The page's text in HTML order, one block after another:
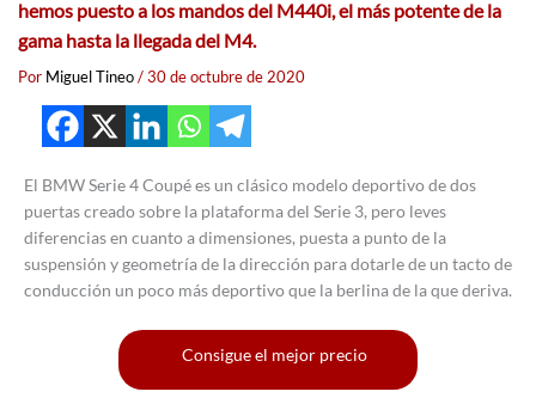
hemos puesto a los mandos del M440i, el más potente de la
gama hasta la llegada del M4.
Por Miguel Tineo/30 de octubre de 2020
El BMW Serie 4 Coupé es un clásico modelo deportivo de dos
puertas creado sobre la plataforma del Serie 3, pero leves
diferencias en cuanto a dimensiones, puesta a punto de la
suspensión y geometría de la dirección para dotarle de un tacto de
conducción un poco más deportivo que la berlina de la que deriva.
Consigue el mejor precio